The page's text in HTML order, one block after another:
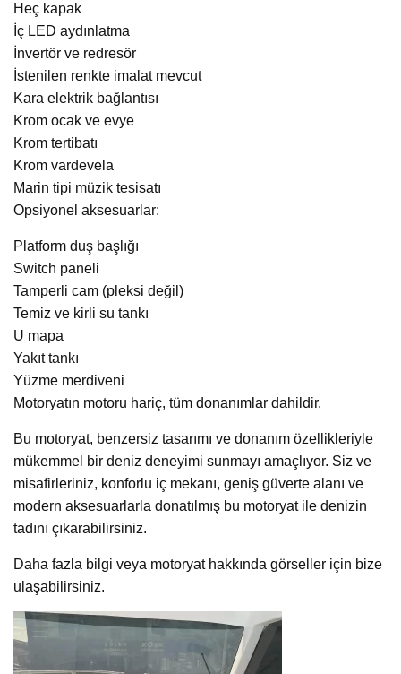
Heç kapak
İç LED aydınlatma
İnvertör ve redresör
İstenilen renkte imalat mevcut
Kara elektrik bağlantısı
Krom ocak ve evye
Krom tertibatı
Krom vardevela
Marin tipi müzik tesisatı
Opsiyonel aksesuarlar:
Platform duş başlığı
Switch paneli
Tamperli cam (pleksi değil)
Temiz ve kirli su tankı
U mapa
Yakıt tankı
Yüzme merdiveni
Motoryatın motoru hariç, tüm donanımlar dahildir.
Bu motoryat, benzersiz tasarımı ve donanım özellikleriyle
mükemmel bir deniz deneyimi sunmayı amaçlıyor. Siz ve
misafirleriniz, konforlu iç mekanı, geniş güverte alanı ve
modern aksesuarlarla donatılmış bu motoryat ile denizin
tadını çıkarabilirsiniz.
Daha fazla bilgi veya motoryat hakkında görseller için bize
ulaşabilirsiniz.